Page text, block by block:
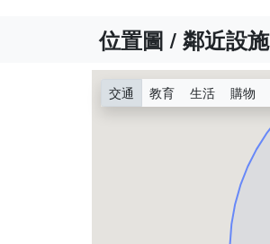
位置圖 / 鄰近設施
交通 教育 生活 購物